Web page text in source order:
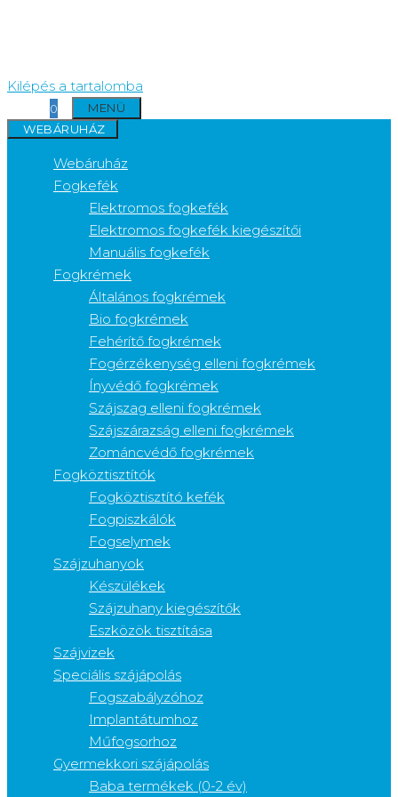
Kilépés a tartalomba
0
MENÜ
WEBÁRUHÁZ
Webáruház
Fogkefék
Elektromos fogkefék
Elektromos fogkefék kiegészítői
Manuális fogkefék
Fogkrémek
Általános fogkrémek
Bio fogkrémek
Fehérítő fogkrémek
Fogérzékenység elleni fogkrémek
Ínyvédő fogkrémek
Szájszag elleni fogkrémek
Szájszárazság elleni fogkrémek
Zománcvédő fogkrémek
Fogköztisztítók
Fogköztisztító kefék
Fogpiszkálók
Fogselymek
Szájzuhanyok
Készülékek
Szájzuhany kiegészítők
Eszközök tisztítása
Szájvizek
Speciális szájápolás
Fogszabályzóhoz
Implantátumhoz
Műfogsorhoz
Gyermekkori szájápolás
Baba termékek (0-2 év)